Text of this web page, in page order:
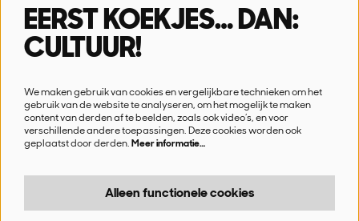
Volg ons
Schrijf je in voor onze nieuwsbrief
Ik wil nieuws!
EERST KOEKJES… DAN:
CULTUUR!
We maken gebruik van cookies en vergelijkbare technieken om het
gebruik van de website te analyseren, om het mogelijk te maken
content van derden af te beelden, zoals ook video’s, en voor
verschillende andere toepassingen. Deze cookies worden ook
geplaatst door derden.Meer informatie…
Alleen functionele cookies